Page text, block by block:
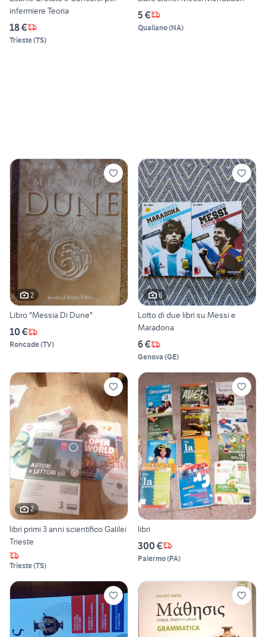
infermiere Teoria
18 €
Trieste(TS)
5 €
Qualiano(NA)
2
Libro "Messia Di Dune"
10 €
Roncade(TV)
6
Lotto di due libri su Messi e
Maradona
6 €
Genova (GE)
2
libri primi 3 anni scientifico Galilei
Trieste
Trieste(TS)
libri
300 €
Palermo(PA)